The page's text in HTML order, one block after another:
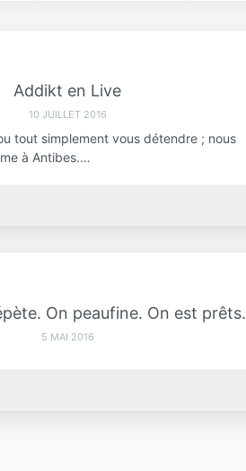
Addikt en Live
10 JUILLET 2016
tout simplement vous détendre ; nous
à Antibes.…
On peaufine. On est prêts.
5 MAI 2016